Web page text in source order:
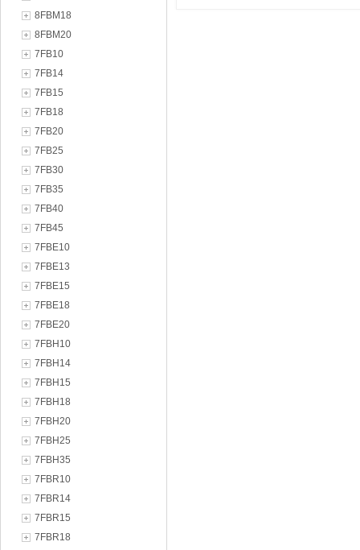
8FBM18
8FBM20
7FB10
7FB14
7FB15
7FB18
7FB20
7FB25
7FB30
7FB35
7FB40
7FB45
7FBE10
7FBE13
7FBE15
7FBE18
7FBE20
7FBH10
7FBH14
7FBH15
7FBH18
7FBH20
7FBH25
7FBH35
7FBR10
7FBR14
7FBR15
7FBR18